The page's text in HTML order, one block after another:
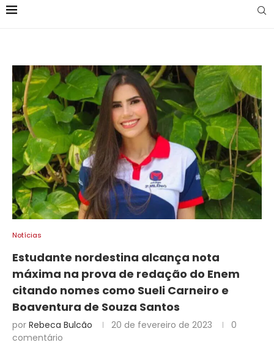
Notícias
Estudante nordestina alcança nota
máxima na prova de redação do Enem
citando nomes como Sueli Carneiro e
Boaventura de Souza Santos
por Rebeca Bulcão 20 de fevereiro de 2023
0
comentário